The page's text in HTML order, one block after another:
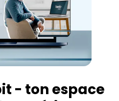
- ton espace